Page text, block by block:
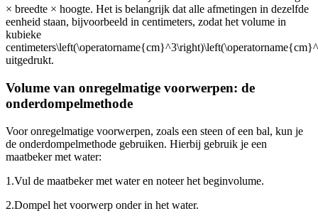
× breedte × hoogte. Het is belangrijk dat alle afmetingen in dezelfde
eenheid staan, bijvoorbeeld in centimeters, zodat het volume in
kubieke
centimeters
uitgedrukt.
Volume van onregelmatige voorwerpen: de
onderdompelmethode
Voor onregelmatige voorwerpen, zoals een steen of een bal, kun je
de onderdompelmethode gebruiken. Hierbij gebruik je een
maatbeker met water:
1.Vul de maatbeker met water en noteer het beginvolume.
2.Dompel het voorwerp onder in het water.